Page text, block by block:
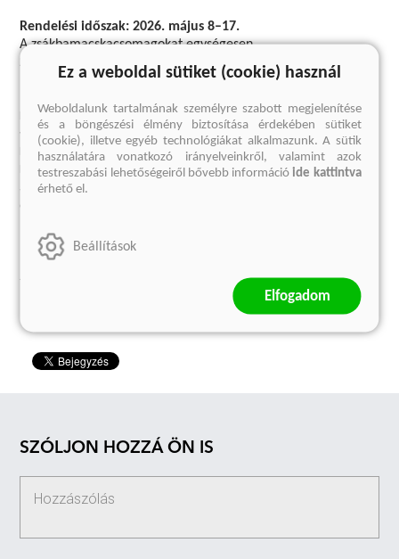
Rendelési időszak: 2026. május 8–17.
A zsákbamacskacsomagokat egységesen
2026. május 18. után szállítjuk ki.
kedvezményekkel és kuponajánlatokkal nem
vonható össze. A jelenleg elérhető csomagok a
korábbi zsákbamacskadobozoktól való teljes
különbségét nem tudjuk garantálni, előfordulhat
átfedés. Az azonos sorszámú csomagok tartalma
egymással megegyezik.
Jelenleg nem rendelhető ilyen termék.
SZÓLJON HOZZÁ ÖN IS
Ez a weboldal sütiket (cookie) használ
Weboldalunk tartalmának személyre szabott megjelenítése
és a böngészési élmény biztosítása érdekében sütiket
(cookie), illetve egyéb technológiákat alkalmazunk. A sütik
használatára vonatkozó irányelveinkről, valamint azok
testreszabási lehetőségeiről bővebb információide kattintva
érhető el.
Beállítások
Elfogadom